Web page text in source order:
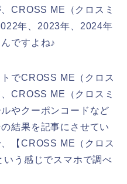
CROSS ME（クロスミ
年、2023年、2024年
ですよね♪
でCROSS ME（クロス
CROSS ME（クロスミ
やクーポンコードなど
結果を記事にさせてい
【CROSS ME（クロス
いう感じでスマホで調べ